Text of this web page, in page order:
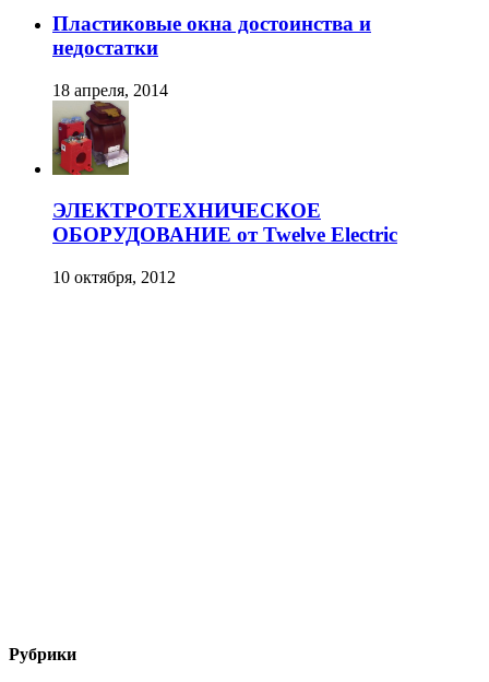
Пластиковые окна достоинства и
недостатки
18 апреля, 2014
ЭЛЕКТРОТЕХНИЧЕСКОЕ
ОБОРУДОВАНИЕ от Twelve Electric
10 октября, 2012
Рубрики